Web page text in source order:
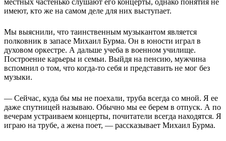
имеют, кто же на самом деле для них выступает.
Мы выяснили, что таинственным музыкантом является
полковник в запасе Михаил Бурма. Он в юности играл в
духовом оркестре. А дальше учеба в военном училище.
Построение карьеры и семьи. Выйдя на пенсию, мужчина
вспомнил о том, что когда-то себя и представить не мог без
музыки.
— Сейчас, куда бы мы не поехали, труба всегда со мной. Я ее
даже спутницей называю. Обычно мы ее берем в отпуск. А по
вечерам устраиваем концерты, почитатели всегда находятся. Я
играю на трубе, а жена поет, — рассказывает Михаил Бурма.